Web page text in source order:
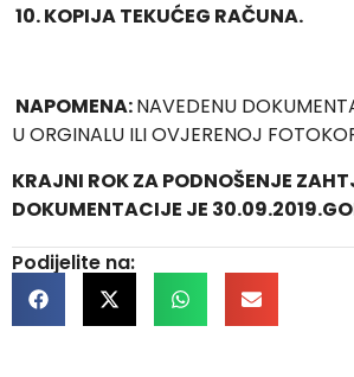
10.KOPIJA TEKUĆEG RAČUNA.
NAPOMENA:NAVEDENU
U ORGINALU ILI OVJERENOJ
KRAJNI ROK ZA PODNOŠENJE
DOKUMENTACIJE JE
Podijelite na: